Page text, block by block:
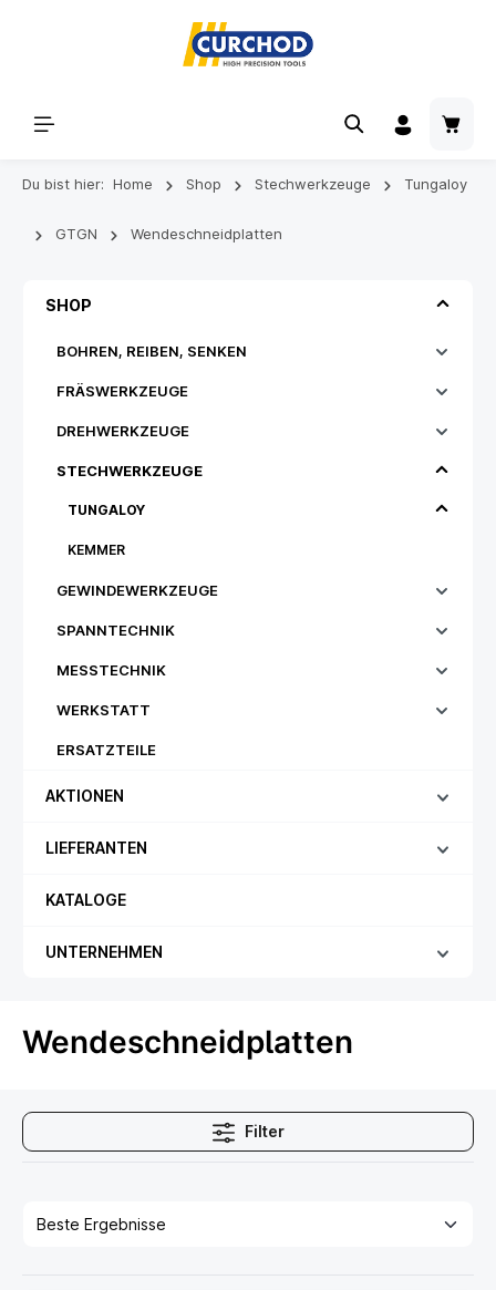
Du bist hier: Home Shop Stechwerkzeuge Tungaloy
GTGN Wendeschneidplatten
SHOP
BOHREN, REIBEN, SENKEN
FRÄSWERKZEUGE
DREHWERKZEUGE
STECHWERKZEUGE
TUNGALOY
KEMMER
GEWINDEWERKZEUGE
SPANNTECHNIK
MESSTECHNIK
WERKSTATT
ERSATZTEILE
AKTIONEN
LIEFERANTEN
KATALOGE
UNTERNEHMEN
Wendeschneidplatten
Filter